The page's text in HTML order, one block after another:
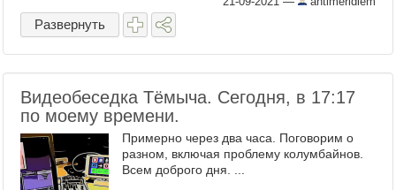
Развернуть
Видеобеседка Тёмыча. Сегодня, в 17:17
по моему времени.
Примерно через два часа. Поговорим о
разном, включая проблему колумбайнов.
Всем доброго дня. ...